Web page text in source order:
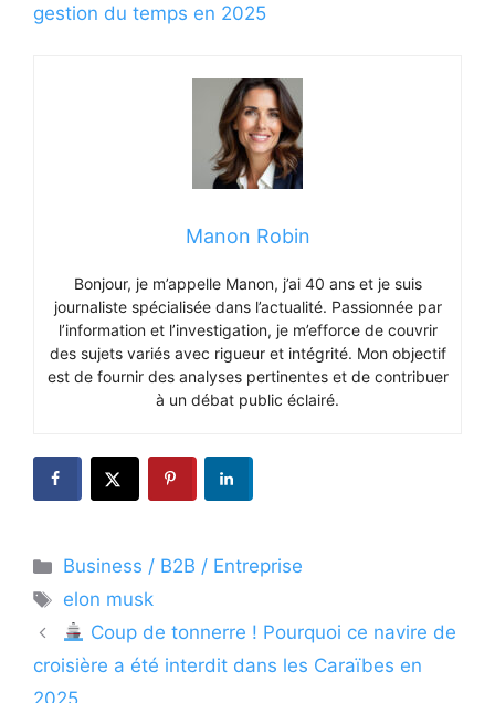
gestion du temps en 2025
Manon Robin
Bonjour, je m’appelle Manon, j’ai 40 ans et je suis
journaliste spécialisée dans l’actualité. Passionnée par
l’information et l’investigation, je m’efforce de couvrir
des sujets variés avec rigueur et intégrité. Mon objectif
est de fournir des analyses pertinentes et de contribuer
à un débat public éclairé.
Catégories
Business / B2B / Entreprise
Étiquettes
elon musk
Coup de tonnerre ! Pourquoi ce navire de
croisière a été interdit dans les Caraïbes en